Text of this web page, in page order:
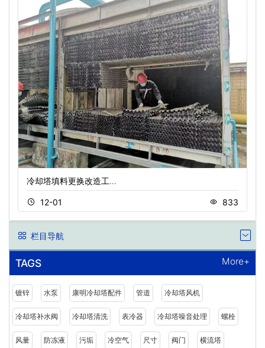
冷却塔填料更换改造工…
12-01 833
栏目导航
TAGS More+
镀锌 水泵 康明冷却塔配件 管道 冷却塔风机
冷却塔补水阀 冷却塔清洗 表冷器 冷却塔噪音处理 螺栓
风量 防冻液 污垢 冷空气 尺寸 阀门 横流塔